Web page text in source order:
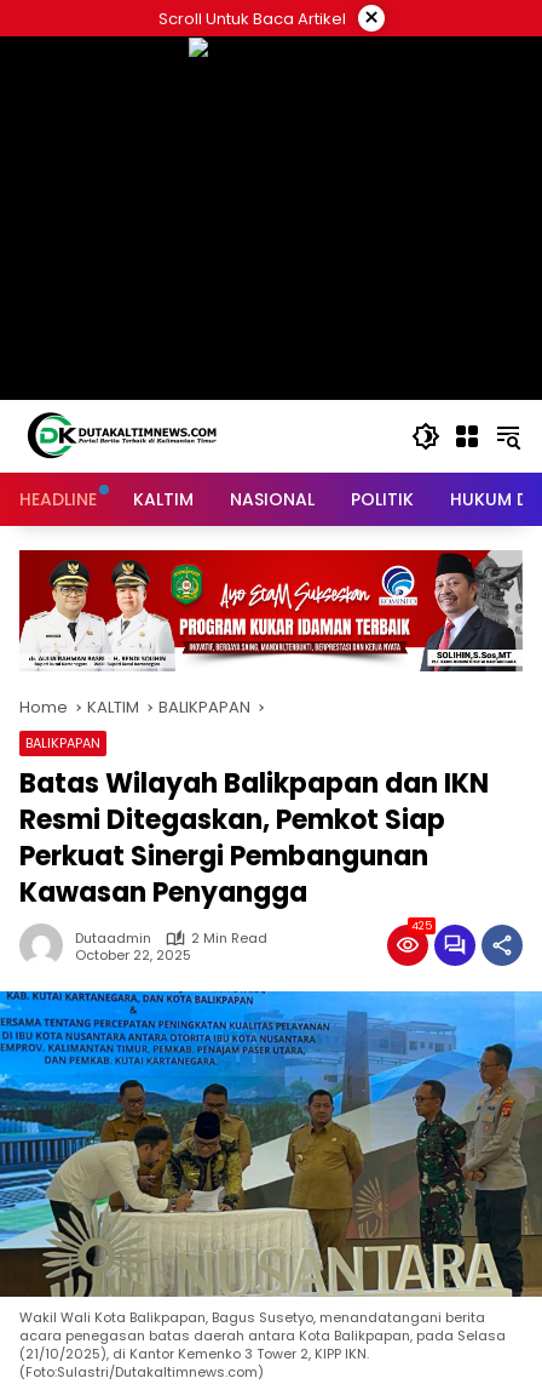
to
Scroll Untuk Baca Artikel ×
HEADLINE KALTIM NASIONAL POLITIK HUKUM
Home KALTIM BALIKPAPAN
BALIKPAPAN
Batas Wilayah Balikpapan dan IKN
Resmi Ditegaskan, Pemkot Siap
Perkuat Sinergi Pembangunan
Kawasan Penyangga
Dutaadmin
2 Min Read
October 22, 2025
425
Wakil Wali Kota Balikpapan, Bagus Susetyo, menandatangani berita
acara penegasan batas daerah antara Kota Balikpapan, pada Selasa
(21/10/2025), di Kantor Kemenko 3 Tower 2, KIPP IKN.
(Foto:Sulastri/Dutakaltimnews.com)